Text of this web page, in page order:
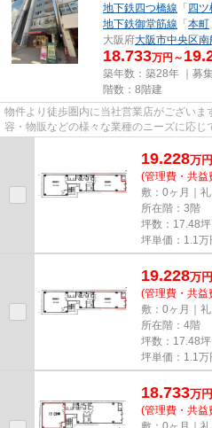
地下鉄四つ橋線 「四ツ
地下鉄御堂筋線 「本町
大阪府大阪市中央区南
18.733万円～
築年数：築28年 ｜募
階数：8階建
物件より徒歩圏内に当社営業店がございま
容・物販などの様々な業種のニーズに応じ
尚、弊社ではおとり広告は一切...
19.228万円
(管理費・共
敷：0ヶ月｜
所在階：3階
坪数：17.48
坪単価： 1.1 万
19.228万円
(管理費・共
敷：0ヶ月｜
所在階：4階
坪数：17.48
坪単価： 1.1 万
18.733万円
(管理費・共